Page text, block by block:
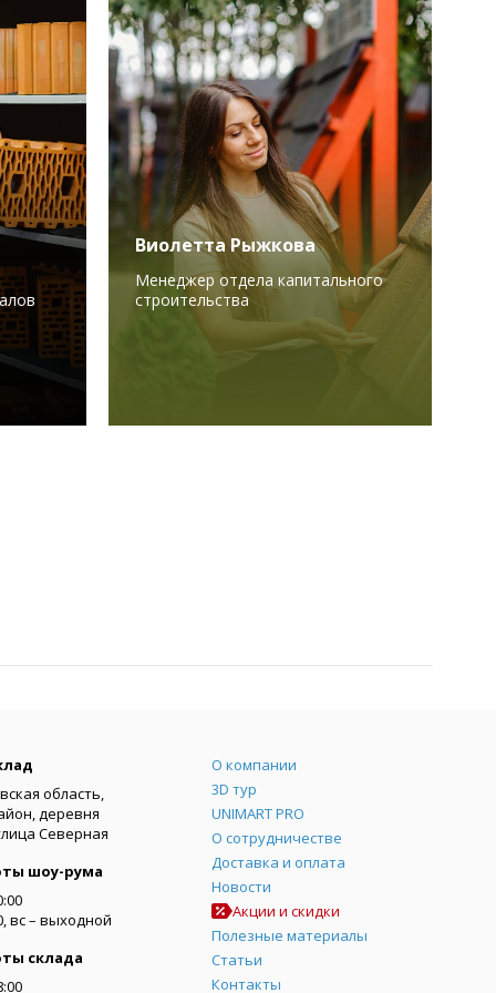
Виолетта Рыжкова
Менеджер отдела капитального
строительства
область,
деревня
Северная
шоу-рума
вс – выходной
склада
Меню
О компании
3D тур
UNIMART PRO
О сотрудничестве
Доставка и оплата
Новости
Акции и скидки
Полезные материалы
Статьи
Контакты